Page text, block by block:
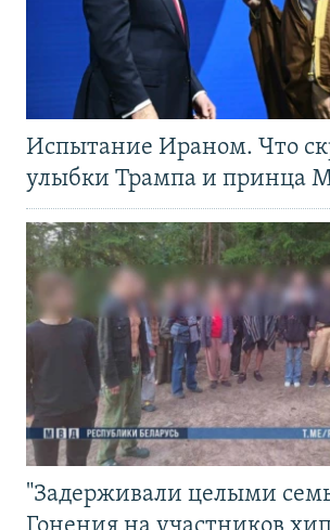
Испытание Ираном. Что
улыбки Трампа и принца
"Задерживали целыми